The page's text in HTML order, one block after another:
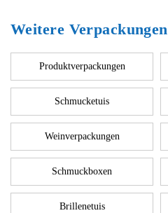
Weitere Verpackungen
Produktverpackungen
Schmucketuis
Weinverpackungen
Schmuckboxen
Brillenetuis